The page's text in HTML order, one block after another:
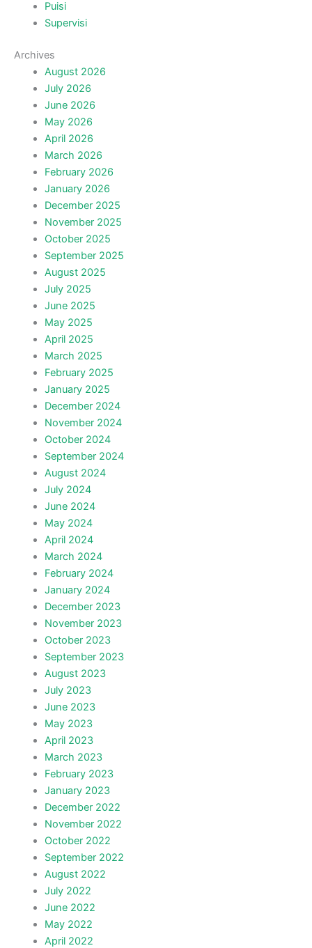
Puisi
Supervisi
Archives
August 2026
July 2026
June 2026
May 2026
April 2026
March 2026
February 2026
January 2026
December 2025
November 2025
October 2025
September 2025
August 2025
July 2025
June 2025
May 2025
April 2025
March 2025
February 2025
January 2025
December 2024
November 2024
October 2024
September 2024
August 2024
July 2024
June 2024
May 2024
April 2024
March 2024
February 2024
January 2024
December 2023
November 2023
October 2023
September 2023
August 2023
July 2023
June 2023
May 2023
April 2023
March 2023
February 2023
January 2023
December 2022
November 2022
October 2022
September 2022
August 2022
July 2022
June 2022
May 2022
April 2022